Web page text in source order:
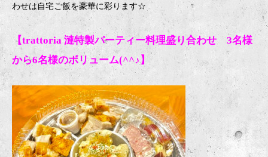
わせは自宅ご飯を豪華に彩ります☆
【trattoria 漣特製パーティー料理盛り合わせ 3名様
から6名様のボリューム(^^♪】